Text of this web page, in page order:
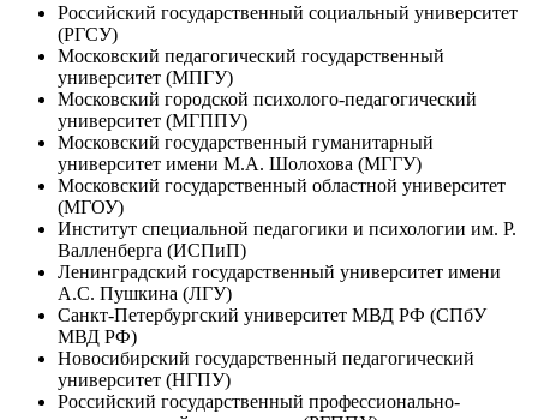
Российский государственный социальный университет
(РГСУ)
Московский педагогический государственный
университет (МПГУ)
Московский городской психолого-педагогический
университет (МГППУ)
Московский государственный гуманитарный
университет имени М.А. Шолохова (МГГУ)
Московский государственный областной университет
(МГОУ)
Институт специальной педагогики и психологии им. Р.
Валленберга (ИСПиП)
Ленинградский государственный университет имени
А.С. Пушкина (ЛГУ)
Санкт-Петербургский университет МВД РФ (СПбУ
МВД РФ)
Новосибирский государственный педагогический
университет (НГПУ)
Российский государственный профессионально-